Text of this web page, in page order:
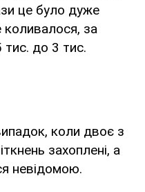
це було дуже
коливалося, за
тис. до 3 тис.
коли двоє з
захоплені, а
невідомою.